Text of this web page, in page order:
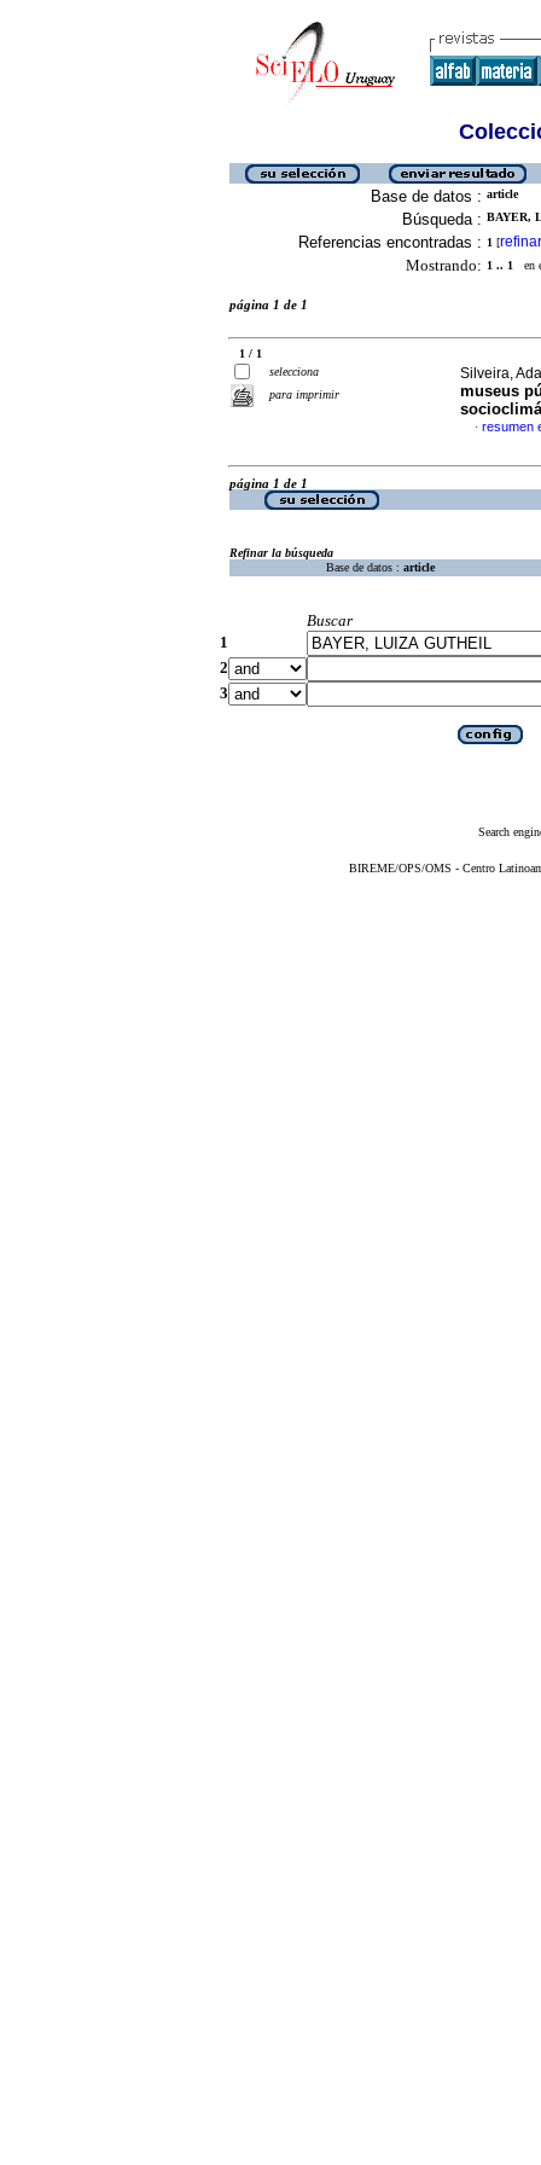
Base de datos : article
Búsqueda : BAYER,
Referencias encontradas : 1 [refinar
Mostrando: 1 .. 1 en
página 1 de 1
1 / 1
selecciona
para imprimir
Silveira,
museus
· resumen
página 1 de 1
Refinar la búsqueda
Base de datos : article
Buscar
1
2
3
Search
BIREME/OPS/OMS - Centro